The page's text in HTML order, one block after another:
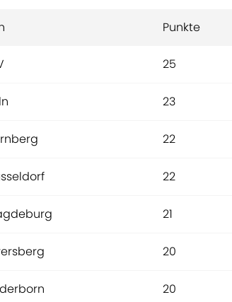
Punkte
25
23
22
22
21
20
20